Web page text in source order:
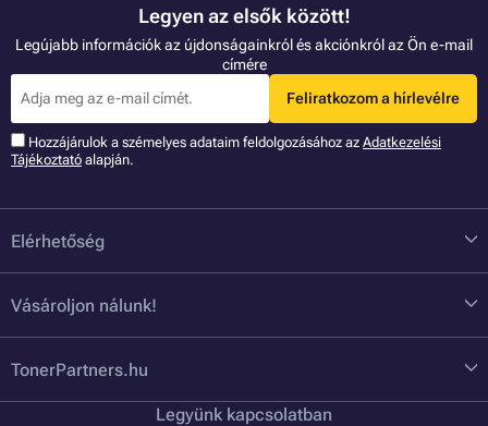
Legyen az elsők között!
Legújabb információk az újdonságainkról és akciónkról az Ön e-mail
címére
Feliratkozom a hírlevélre
Hozzájárulok a szémelyes adataim feldolgozásához az Adatkezelési
Tájékoztató alapján.
Elérhetőség
Vásároljon nálunk!
TonerPartners.hu
Legyünk kapcsolatban